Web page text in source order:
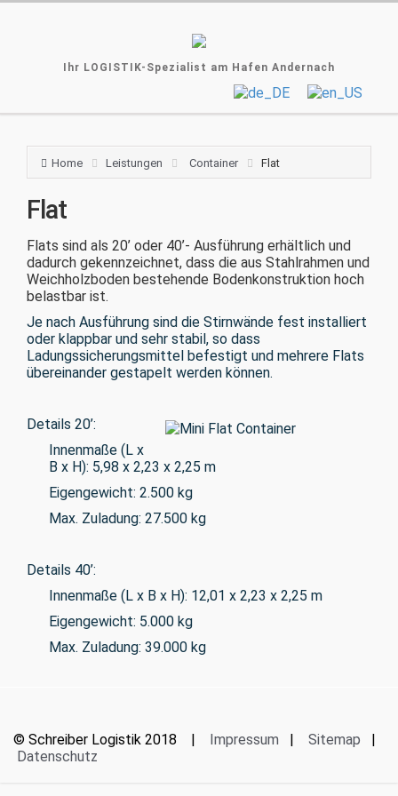
Ihr LOGISTIK-Spezialist am Hafen Andernach
Home Leistungen Container Flat
Flat
Flats sind als 20’ oder 40’- Ausführung erhältlich und
dadurch gekennzeichnet, dass die aus Stahlrahmen und
Weichholzboden bestehende Bodenkonstruktion hoch
belastbar ist.
Je nach Ausführung sind die Stirnwände fest installiert
oder klappbar und sehr stabil, so dass
Ladungssicherungsmittel befestigt und mehrere Flats
übereinander gestapelt werden können.
Details 20’:
Innenmaße (L x
B x H): 5,98 x 2,23 x 2,25 m
Eigengewicht: 2.500 kg
Max. Zuladung: 27.500 kg
Details 40’:
Innenmaße (L x B x H): 12,01 x 2,23 x 2,25 m
Eigengewicht: 5.000 kg
Max. Zuladung: 39.000 kg
© Schreiber Logistik 2018 | Impressum | Sitemap |
Datenschutz